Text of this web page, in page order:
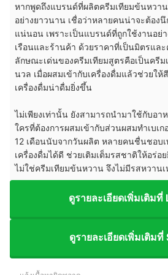
หากพูดถึงแบรนด์ที่ผลิตครีมเทียมข้นหวา
อย่างยาวนาน เชื่อว่าหลายคนน่าจะต้อง
แน่นอน เพราะเป็นแบรนด์ที่ถูกใช้งานอย่
เรือนและร้านค้า ด้วยราคาที่เป็นมิตรแล
ลักษณะเด่นของครีมเทียมสูตรคือเป็นครี
นวล เมื่อผสมเข้ากับเครื่องดื่มแล้วช่วยใ
เครื่องดื่มน่าดื่มยิ่งขึ้น
ไม่เพียงเท่านั้น ยังสามารถนำมาใช้กับอ
ใครที่ต้องการผสมเข้ากับส่วนผสมทำเบเ
12 เดือนนับจากวันผลิต หลายคนชื่นชอบ
เครื่องดื่มได้ดี ช่วยเติมเต็มรสชาติให้อร่อ
ไม่ใช่ครีมเทียมข้นหวาน จึงไม่มีรสหวาน
ดูรายละเอียดเพิ่มเติมที่
ดูรายละเอียดเพิ่มเติมที่